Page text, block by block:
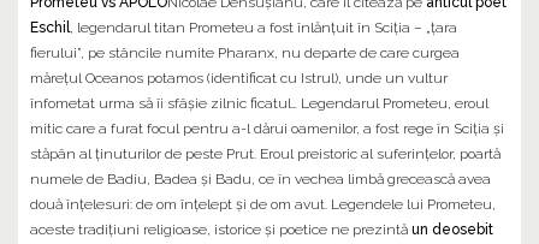
Eschil , legendarul titan Prometeu a fost înlănțuit în Sciția – „țara
fierului”, pe stâncile numite Pharanx, nu departe de care curgea
mărețul Oceanos potamos (identificat cu Istrul), unde un vultur
înfometat urma să îi sfâșie zilnic ficatul… Legendarul Prometeu, eroul
mitic care a furat focul pentru a-l dărui oamenilor, a fost rege în Sciţia şi
stăpân al ţinuturilor de peste Prut. Eroul preistoric al suferinţelor, poartă
numele de Badiu, Badea şi Badu, ce în vechea limbă grecească avea
două înţelesuri: de om înţelept şi de om avut. Legendele lui Prometeu,
aceste tradiţiuni religioase, istorice şi poetice ne prezintă un deosebit